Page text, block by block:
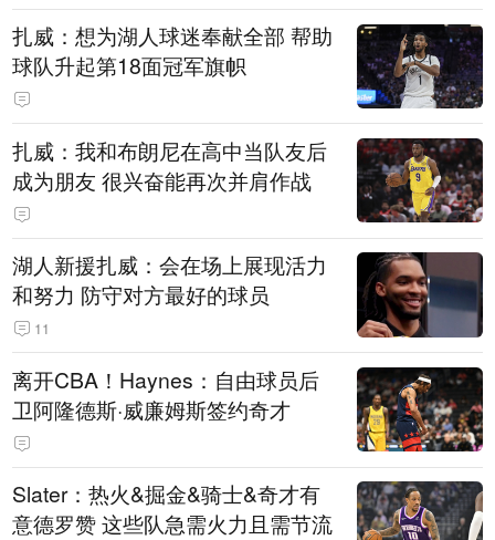
扎威：想为湖人球迷奉献全部 帮助
球队升起第18面冠军旗帜
扎威：我和布朗尼在高中当队友后
成为朋友 很兴奋能再次并肩作战
湖人新援扎威：会在场上展现活力
和努力 防守对方最好的球员
11
离开CBA！Haynes：自由球员后
卫阿隆德斯·威廉姆斯签约奇才
Slater：热火&掘金&骑士&奇才有
意德罗赞 这些队急需火力且需节流